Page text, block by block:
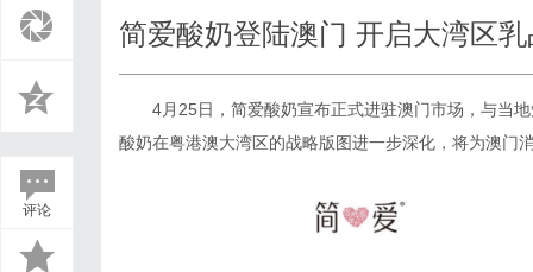
评论
简爱酸奶登陆澳门 开启大湾区
4月25日，简爱酸奶宣布正式进驻澳门市场，与当地
酸奶在粤港澳大湾区的战略版图进一步深化，将为澳门